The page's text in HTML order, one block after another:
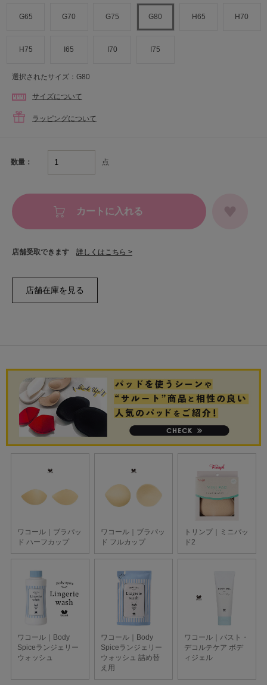
G65 G70 G75 G80 H65 H70
H75 I65 I70 I75
選択されたサイズ：G80
サイズについて
ラッピングについて
数量： 点
カートに入れる
店舗受取できます 詳しくはこちら >